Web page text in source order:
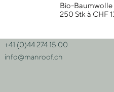
Bio-Baumwolle
250 Stk à CHF
Kontakt
+41 (0)44 274 15 00
info@manroof.ch